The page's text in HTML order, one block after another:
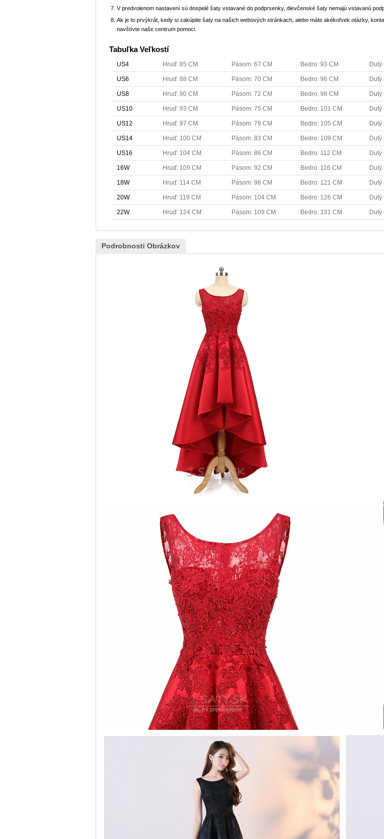
V predvolenom nastavení sú dospelé šaty vstavané do podprsenky, dievčenské šaty nemajú vstavanú
Ak je to prvýkrát, kedy si zakúpite šaty na našich webových stránkach, alebo máte akékoľvek otázky,
navštívte naše centrum pomoci.
Tabuľka Veľkostí
US4 Hruď: 85 CM Pásom: 67 CM Bedro: 93 CM Dutý
US6 Hruď: 88 CM Pásom: 70 CM Bedro: 96 CM Dutý
US8 Hruď: 90 CM Pásom: 72 CM Bedro: 98 CM Dutý
US10 Hruď: 93 CM Pásom: 75 CM Bedro: 101 CM Dutý
US12 Hruď: 97 CM Pásom: 79 CM Bedro: 105 CM Dutý
US14 Hruď: 100 CM Pásom: 83 CM Bedro: 109 CM Dutý
US16 Hruď: 104 CM Pásom: 86 CM Bedro: 112 CM Dutý
16W Hruď: 109 CM Pásom: 92 CM Bedro: 116 CM Dutý
18W Hruď: 114 CM Pásom: 98 CM Bedro: 121 CM Dutý
20W Hruď: 119 CM Pásom: 104 CM Bedro: 126 CM Dutý
22W Hruď: 124 CM Pásom: 109 CM Bedro: 131 CM Dutý
Podrobnosti Obrázkov